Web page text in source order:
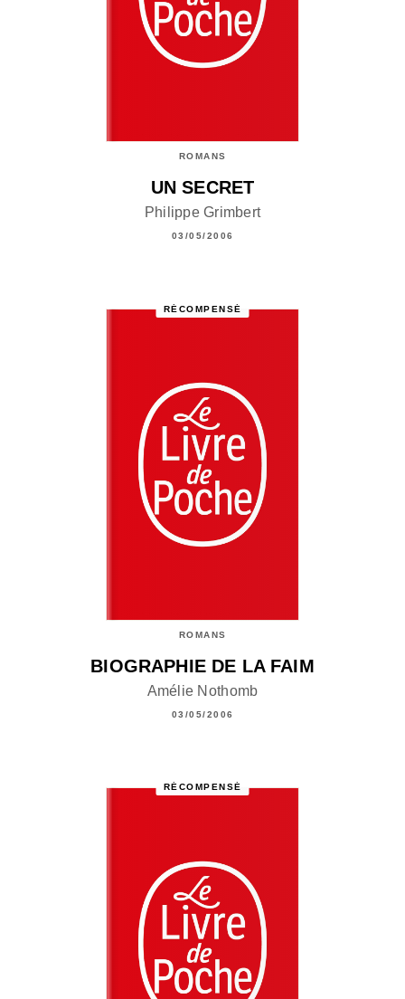
ROMANS
UN SECRET
Philippe Grimbert
03/05/2006
RÉCOMPENSÉ
ROMANS
BIOGRAPHIE DE LA FAIM
Amélie Nothomb
03/05/2006
RÉCOMPENSÉ